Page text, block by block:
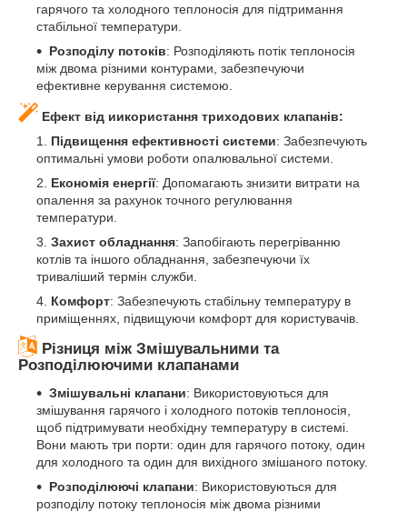
гарячого та холодного теплоносія для підтримання
стабільної температури.
Розподілу потоків: Розподіляють потік теплоносія
між двома різними контурами, забезпечуючи
ефективне керування системою.
Ефект від иикористання триходових клапанів:
Підвищення ефективності системи: Забезпечують
оптимальні умови роботи опалювальної системи.
Економія енергії: Допомагають знизити витрати на
опалення за рахунок точного регулювання
температури.
Захист обладнання: Запобігають перегріванню
котлів та іншого обладнання, забезпечуючи їх
триваліший термін служби.
Комфорт: Забезпечують стабільну температуру в
приміщеннях, підвищуючи комфорт для користувачів.
Різниця між Змішувальними та
Розподілюючими клапанами
Змішувальні клапани: Використовуються для
змішування гарячого і холодного потоків теплоносія,
щоб підтримувати необхідну температуру в системі.
Вони мають три порти: один для гарячого потоку, один
для холодного та один для вихідного змішаного потоку.
Розподілюючі клапани: Використовуються для
розподілу потоку теплоносія між двома різними